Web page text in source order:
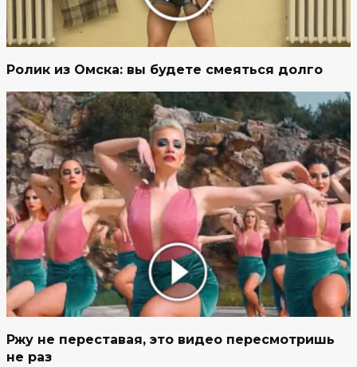
Ролик из Омска: вы будете смеяться долго
Ржу не переставая, это видео пересмотришь
не раз